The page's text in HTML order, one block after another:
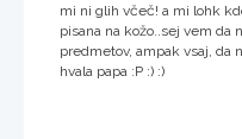
mi ni glih včeč! a mi lohk
pisana na kožo..sej vem da
predmetov, ampak vsaj, da
hvala papa :P :) :)